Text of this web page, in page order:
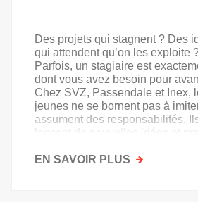
Des projets qui stagnent ? Des
qui attendent qu’on les exploite
Parfois, un stagiaire est
dont vous avez besoin pour
Chez SVZ, Passendale et Inex,
jeunes ne se bornent pas à
assument des responsabilités.
lancent de nouvelles idées et
EN SAVOIR PLUS SUR